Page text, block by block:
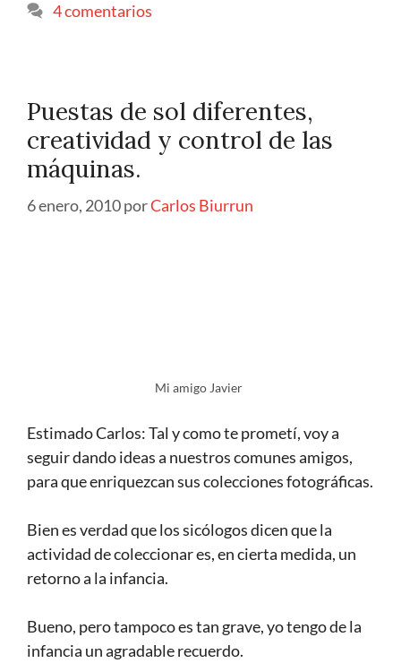
4 comentarios
Puestas de sol diferentes,
creatividad y control de las
máquinas.
6 enero, 2010porCarlos Biurrun
Mi amigo Javier
Estimado Carlos: Tal y como te prometí, voy a
seguir dando ideas a nuestros comunes amigos,
para que enriquezcan sus colecciones fotográficas.
Bien es verdad que los sicólogos dicen que la
actividad de coleccionar es, en cierta medida, un
retorno a la infancia.
Bueno, pero tampoco es tan grave, yo tengo de la
infancia un agradable recuerdo.